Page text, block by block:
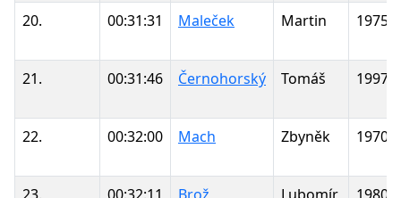
20.
00:31:31 Maleček Martin 1975
21. 00:31:46 Černohorský Tomáš 1997
22. 00:32:00 Mach Zbyněk 1970